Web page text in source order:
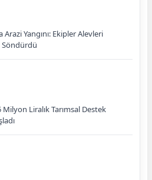
Arazi Yangını: Ekipler Alevleri
Liralık Tarımsal Destek